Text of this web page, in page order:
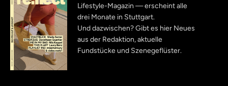
Lifestyle-Magazin — erscheint alle
drei Monate in Stuttgart.
Und dazwischen? Gibt es hier Neues
aus der Redaktion, aktuelle
Fundstücke und Szenegeflüster.